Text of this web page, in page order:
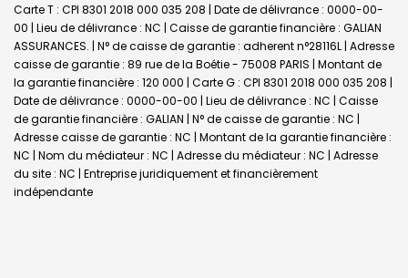
Carte T : CPI 8301 2018 000 035 208 | Date de délivrance : 0000-00-
00 | Lieu de délivrance : NC | Caisse de garantie financière : GALIAN
ASSURANCES. | N° de caisse de garantie : adherent n°28116L | Adresse
caisse de garantie : 89 rue de la Boétie - 75008 PARIS | Montant de
la garantie financière : 120 000 | Carte G : CPI 8301 2018 000 035 208 |
Date de délivrance : 0000-00-00 | Lieu de délivrance : NC | Caisse
de garantie financière : GALIAN | N° de caisse de garantie : NC |
Adresse caisse de garantie : NC | Montant de la garantie financière :
NC | Nom du médiateur : NC | Adresse du médiateur : NC | Adresse
du site : NC | Entreprise juridiquement et financièrement
indépendante